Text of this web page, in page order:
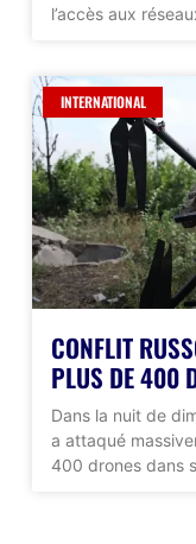
l’accès aux
INTERNATIONAL
CONFLIT
PLUS DE 400
Dans la nuit de
a attaqué
400 drones dans